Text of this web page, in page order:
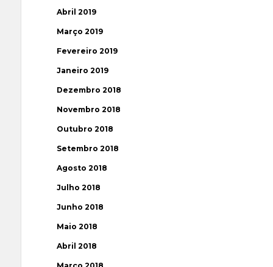
Abril 2019
Março 2019
Fevereiro 2019
Janeiro 2019
Dezembro 2018
Novembro 2018
Outubro 2018
Setembro 2018
Agosto 2018
Julho 2018
Junho 2018
Maio 2018
Abril 2018